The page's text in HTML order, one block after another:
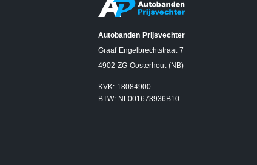
Autobanden Prijsvechter
Graaf Engelbrechtstraat 7
4902 ZG Oosterhout (NB)
KVK: 18084900
BTW: NL001673936B10